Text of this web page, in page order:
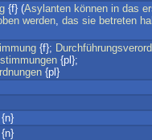
{f} (Asylanten können in das
werden, das sie betreten
{f};
{pl};
{pl}
{n}
{n}